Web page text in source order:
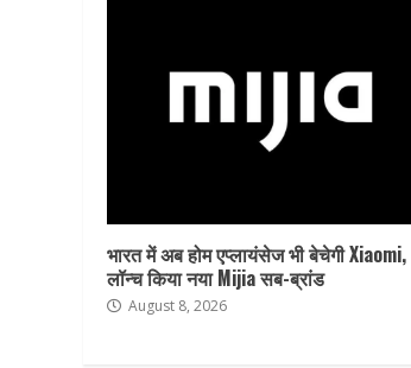
भारत में अब होम एप्लायंसेज भी बेचेगी Xiaomi,
लॉन्च किया नया Mijia सब-ब्रांड
August 8, 2026